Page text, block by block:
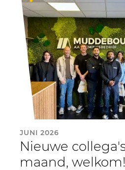
JUNI 2026
Nieuwe
maand, welkom!